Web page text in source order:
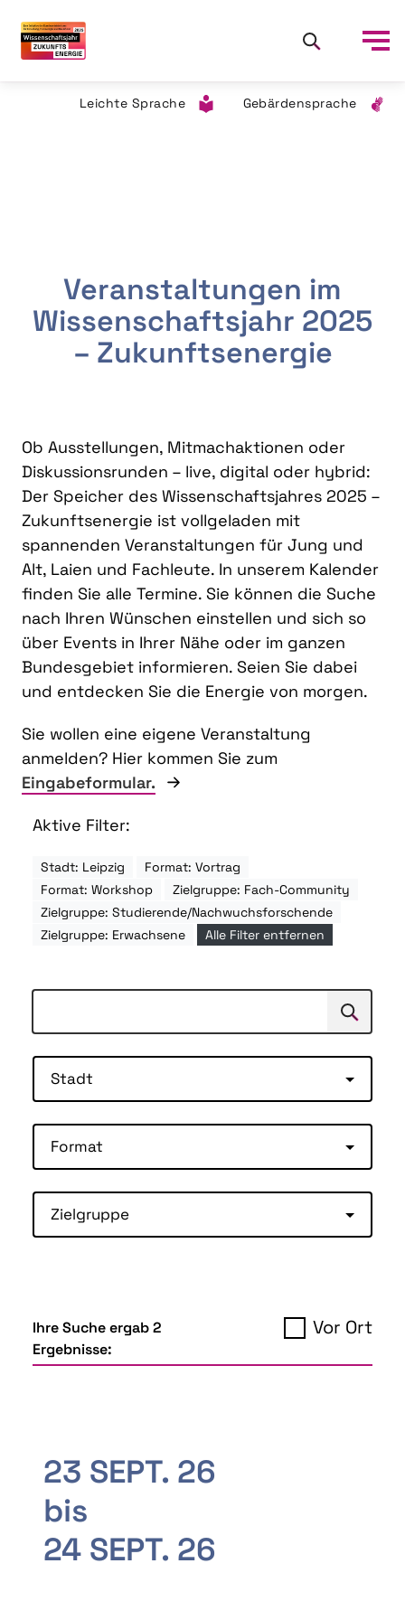
Leichte Sprache Gebärdensprache
Veranstaltungen im
Wissenschaftsjahr 2025
– Zukunftsenergie
Ob Ausstellungen, Mitmachaktionen oder
Diskussionsrunden – live, digital oder hybrid:
Der Speicher des Wissenschaftsjahres 2025 –
Zukunftsenergie ist vollgeladen mit
spannenden Veranstaltungen für Jung und
Alt, Laien und Fachleute. In unserem Kalender
finden Sie alle Termine. Sie können die Suche
nach Ihren Wünschen einstellen und sich so
über Events in Ihrer Nähe oder im ganzen
Bundesgebiet informieren. Seien Sie dabei
und entdecken Sie die Energie von morgen.
Sie wollen eine eigene Veranstaltung
anmelden? Hier kommen Sie zum
Eingabeformular.
Aktive Filter:
Stadt: Leipzig
Format: Vortrag
Format: Workshop
Zielgruppe: Fach-Community
Zielgruppe: Studierende/Nachwuchsforschende
Zielgruppe: Erwachsene
Alle Filter entfernen
Suchen
Stadt
Format
Zielgruppe
Ihre Suche ergab 2
Ergebnisse:
Vor Ort
23 SEPT. 26
bis
24 SEPT. 26